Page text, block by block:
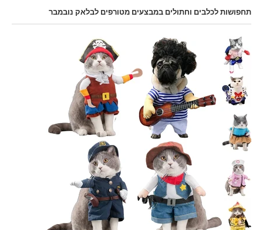
תחפושות לכלבים וחתולים במבצעים מטורפים לבלאק נובמבר